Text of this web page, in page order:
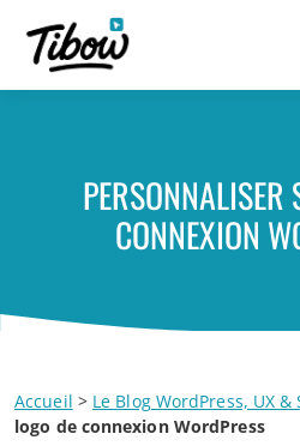
PERSONNALISER
CONNEXION
Accueil > Le Blog WordPress, UX &
logo de connexion WordPress